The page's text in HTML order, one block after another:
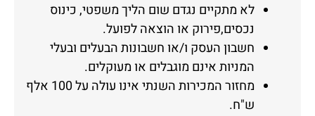
לא מתקיים נגדם שום הליך משפטי, כינוס
נכסים,פירוק או הוצאה לפועל.
חשבון העסק ו/או חשבונות הבעלים ובעלי
המניות אינם מוגבלים או מעוקלים.
מחזור המכירות השנתי אינו עולה על 100 אלף
ש"ח.